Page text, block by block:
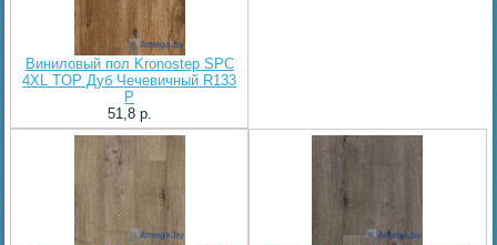
Виниловый пол Kronostep SPC
4XL TOP Дуб Чечевичный R133
P
51,8 p.